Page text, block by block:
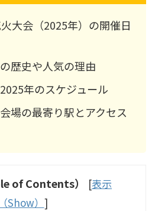
大会（2025年）の開催日
歴史や人気の理由
年のスケジュール
場の最寄り駅とアクセス
of Contents） [表示
（Show） ]